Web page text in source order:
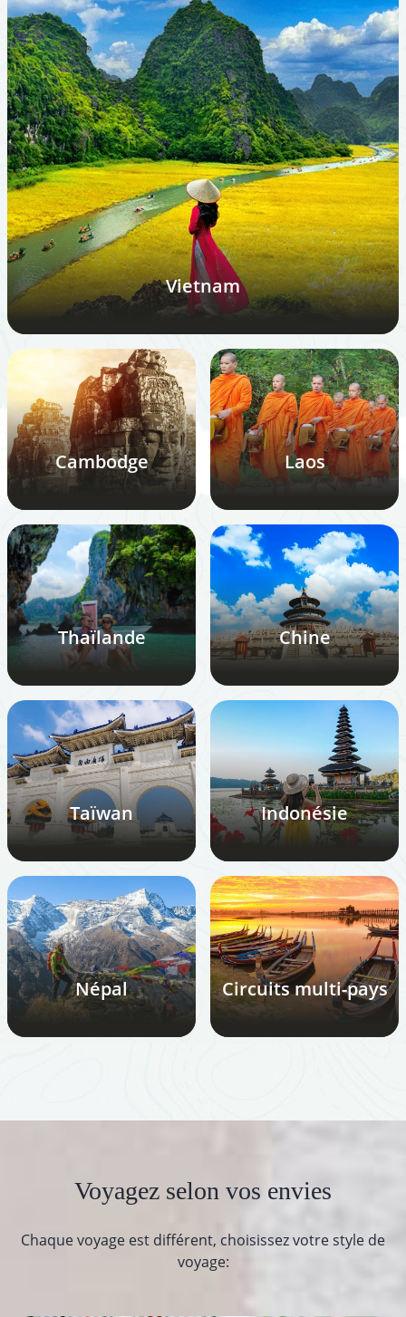
Vietnam
Cambodge Laos
Thaïlande Chine
Taïwan Indonésie
Népal Circuits multi-pays
Voyagez selon vos envies
Chaque voyage est différent, choisissez votre style de
voyage: